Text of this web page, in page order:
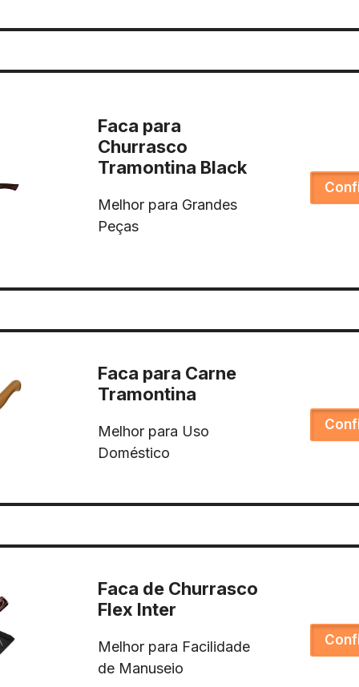
Faca para
Churrasco
Tramontina Black
Melhor para Grandes
Peças
Faca para Carne
Tramontina
Melhor para Uso
Doméstico
Faca de Churrasco
Flex Inter
Melhor para Facilidade
de Manuseio